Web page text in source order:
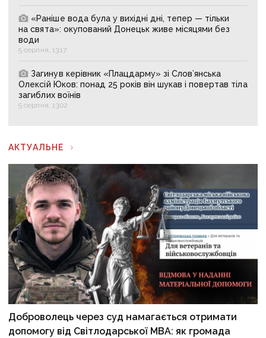
«Раніше вода була у вихідні дні, тепер — тільки
на свята»: окупований Донецьк живе місяцями без
води
5 серпня, 13:17
Загинув керівник «Плацдарму» зі Слов’янська
Олексій Юков: понад 25 років він шукав і повертав тіла
загиблих воїнів
5 серпня, 13:02
АКТУАЛЬНЕ
Доброволець через суд намагається отримати
допомогу від Світлодарської МВА: як громада